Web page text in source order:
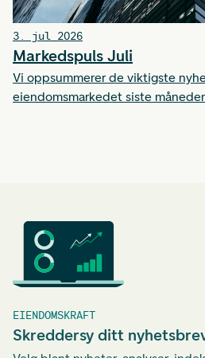
3. jul 2026
Markedspuls Juli
Vi oppsummerer de viktigste
eiendomsmarkedet siste
EIENDOMSKRAFT
Skreddersy ditt